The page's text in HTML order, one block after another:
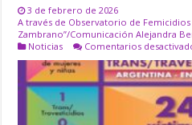
3 de febrero de 2026
A través de Observatorio de Femicidios
Zambrano”/Comunicación Alejandra
Noticias
Comentarios